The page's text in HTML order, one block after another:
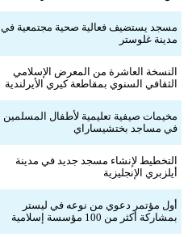
مسجد يستضيف فعالية صحية مجتمعية في
مدينة غلوستر
النسخة العاشرة من المعرض الإسلامي
الثقافي السنوي بمقاطعة كيري الأيرلندية
مخيمات صيفية تعليمية لأطفال المسلمين
في مساجد بختشيساراي
التخطيط لإنشاء مسجد جديد في مدينة
أيلزبري الإنجليزية
أول مؤتمر دعوي من نوعه في ليستر
بمشاركة أكثر من 100 مؤسسة إسلامية